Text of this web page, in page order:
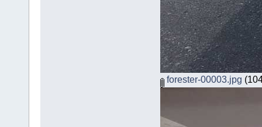
forester-00003.jpg